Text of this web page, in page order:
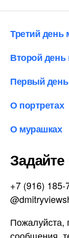
Третий день
Второй день
Первый день
О портретах
О мурашках
+7 (916) 185-
Пожалуйста,